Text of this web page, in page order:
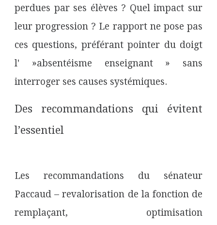
perdues par ses élèves ? Quel impact sur
leur progression ? Le rapport ne pose pas
ces questions, préférant pointer du doigt
l' »absentéisme enseignant » sans
interroger ses causes systémiques.
Des recommandations qui évitent
l’essentiel
Les recommandations du sénateur
Paccaud – revalorisation de la fonction de
remplaçant, optimisation